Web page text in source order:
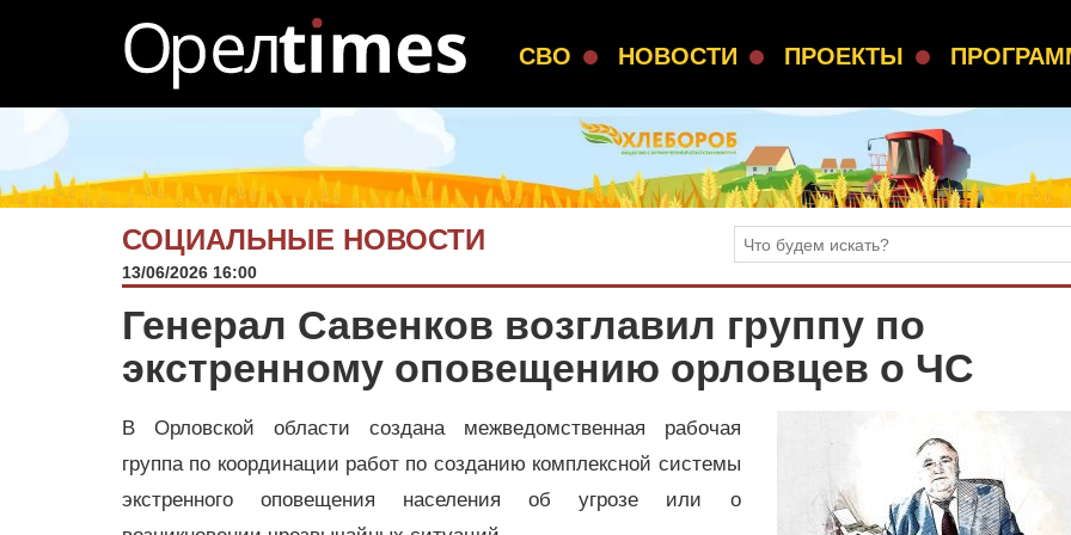
СВО НОВОСТИ ПРОЕКТЫ
СОЦИАЛЬНЫЕ НОВОСТИ
13/06/2026 16:00
Генерал Савенков возглавил группу по
экстренному оповещению орловцев о ЧС
В Орловской области создана межведомственная рабочая
группа по координации работ по созданию комплексной системы
экстренного оповещения населения об угрозе или о